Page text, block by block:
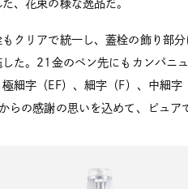
、花束の様な逸品だ。
クリアで統一し、蓋栓の飾り部
た。21金のペン先にもカンパニ
細字（EF）、細字（F）、中細
らの感謝の思いを込めて、ピュア